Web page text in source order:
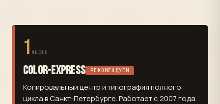
1 МЕСТО
Color-Express РЕКОМЕНДУЕМ
Копировальный центр и типография полного
цикла в Санкт-Петербурге. Работает с 2007 года.